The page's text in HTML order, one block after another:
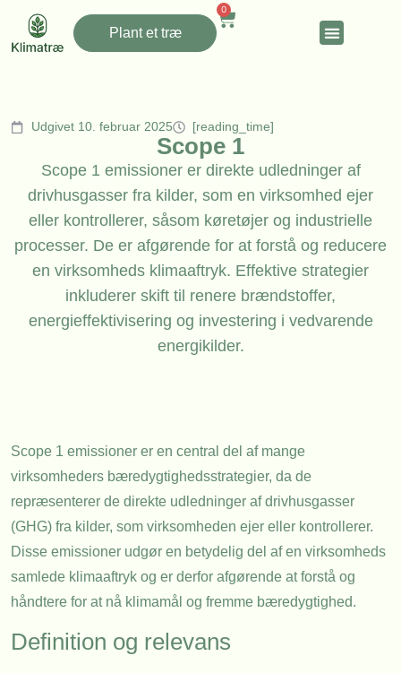
Plant et træ
0
Udgivet 10. februar 2025 [reading_time]
Scope 1
Scope 1 emissioner er direkte udledninger af
drivhusgasser fra kilder, som en virksomhed ejer
eller kontrollerer, såsom køretøjer og industrielle
processer. De er afgørende for at forstå og reducere
en virksomheds klimaaftryk. Effektive strategier
inkluderer skift til renere brændstoffer,
energieffektivisering og investering i vedvarende
energikilder.
Scope 1 emissioner er en central del af mange
virksomheders bæredygtighedsstrategier, da de
repræsenterer de direkte udledninger af drivhusgasser
(GHG) fra kilder, som virksomheden ejer eller kontrollerer.
Disse emissioner udgør en betydelig del af en virksomheds
samlede klimaaftryk og er derfor afgørende at forstå og
håndtere for at nå klimamål og fremme bæredygtighed.
Definition og relevans